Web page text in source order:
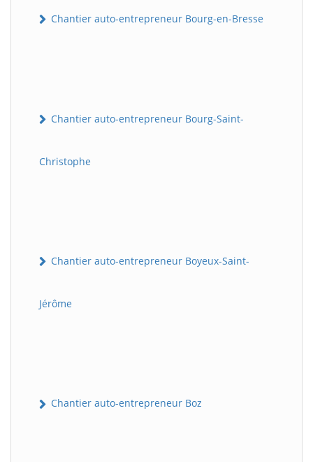
Chantier auto-entrepreneur Bourg-en-Bresse
Chantier auto-entrepreneur Bourg-Saint-
Christophe
Chantier auto-entrepreneur Boyeux-Saint-
Jérôme
Chantier auto-entrepreneur Boz